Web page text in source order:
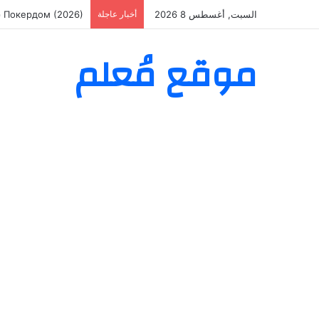
السبت, أغسطس 8 2026 أخبار عاجلة Покердом (2026)
موقع مُعلم